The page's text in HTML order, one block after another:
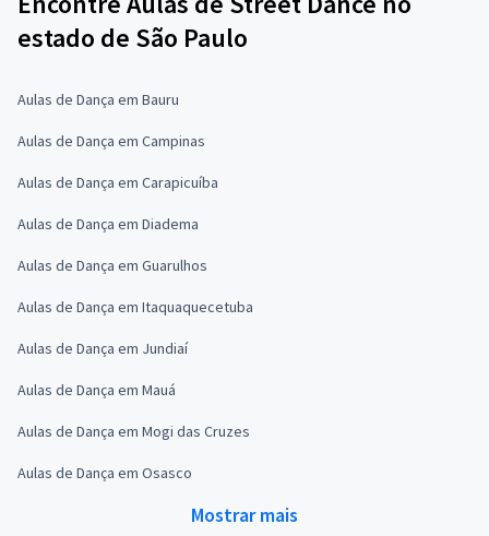
estado de São Paulo
Aulas de Dança em Bauru
Aulas de Dança em Campinas
Aulas de Dança em Carapicuíba
Aulas de Dança em Diadema
Aulas de Dança em Guarulhos
Aulas de Dança em Itaquaquecetuba
Aulas de Dança em Jundiaí
Aulas de Dança em Mauá
Aulas de Dança em Mogi das Cruzes
Aulas de Dança em Osasco
Mostrar mais